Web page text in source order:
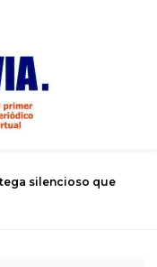
que
Urkupiña: El